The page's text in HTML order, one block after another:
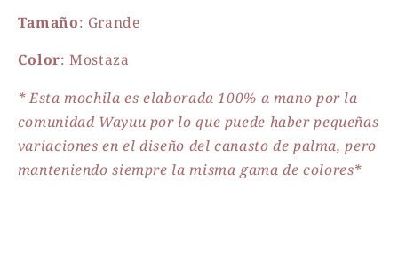
Tamaño: Grande
Color: Mostaza
* Esta mochila es elaborada 100% a mano por la
comunidad Wayuu por lo que puede haber pequeñas
variaciones en el diseño del canasto de palma, pero
manteniendo siempre la misma gama de colores*